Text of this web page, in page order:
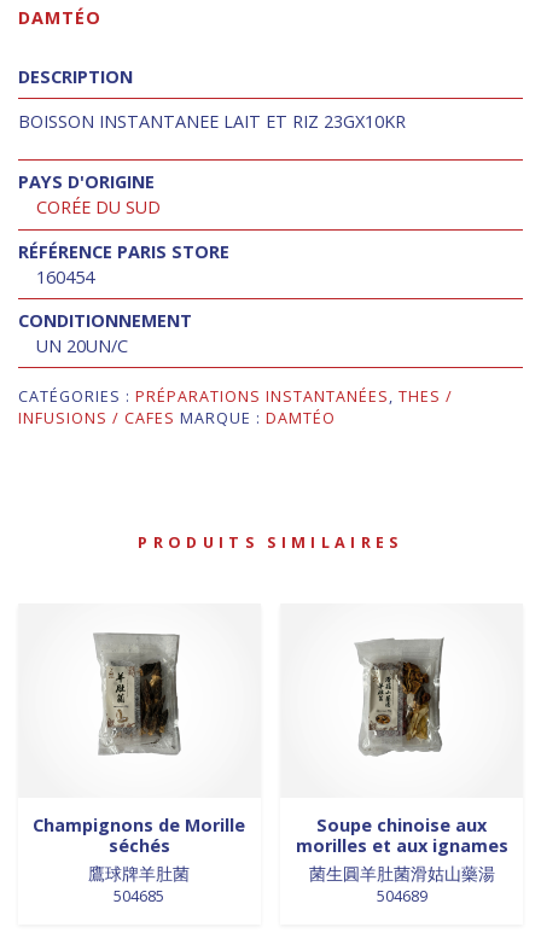
DAMTÉO
DESCRIPTION
BOISSON INSTANTANEE LAIT ET RIZ 23GX10KR
PAYS D'ORIGINE
CORÉE DU SUD
RÉFÉRENCE PARIS STORE
160454
CONDITIONNEMENT
UN 20UN/C
CATÉGORIES : PRÉPARATIONS INSTANTANÉES, THES /
INFUSIONS / CAFES MARQUE : DAMTÉO
PRODUITS SIMILAIRES
Champignons de Morille
séchés
鷹球牌羊肚菌
504685
Soupe chinoise aux
morilles et aux ignames
菌生圓羊肚菌滑姑山藥湯
504689